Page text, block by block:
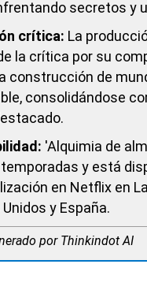
secretos y
crítica: La
la crítica por su
construcción de
consolidándose
'Alquimia de
y está
en Netflix en
y España.
por Thinkindot AI